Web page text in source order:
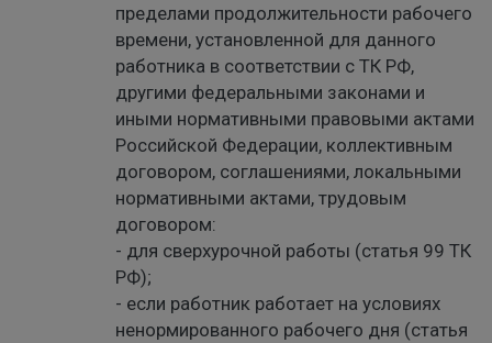
пределами продолжительности рабочего
времени, установленной для данного
работника в соответствии с ТК РФ,
другими федеральными законами и
иными нормативными правовыми актами
Российской Федерации, коллективным
договором, соглашениями, локальными
нормативными актами, трудовым
договором:
- для сверхурочной работы (статья 99 ТК
РФ);
- если работник работает на условиях
ненормированного рабочего дня (статья